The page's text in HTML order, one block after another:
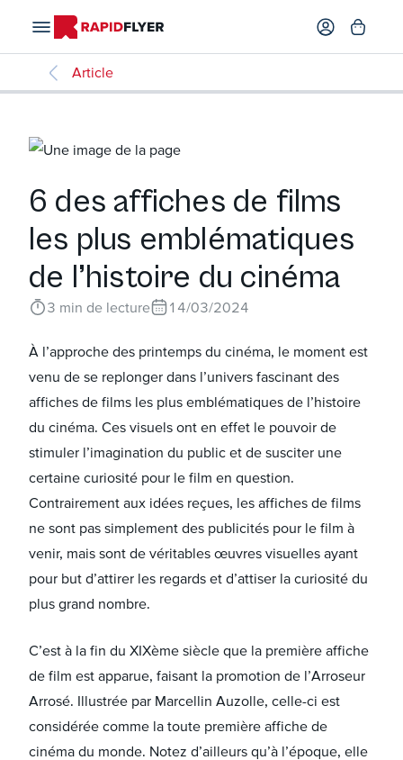
Article
6 des affiches de films
les plus emblématiques
de l’histoire du cinéma
3 min de lecture 14/03/2024
À l’approche des printemps du cinéma, le moment est
venu de se replonger dans l’univers fascinant des
affiches de films les plus emblématiques de l’histoire
du cinéma. Ces visuels ont en effet le pouvoir de
stimuler l’imagination du public et de susciter une
certaine curiosité pour le film en question.
Contrairement aux idées reçues, les affiches de films
ne sont pas simplement des publicités pour le film à
venir, mais sont de véritables œuvres visuelles ayant
pour but d’attirer les regards et d’attiser la curiosité du
plus grand nombre.
C’est à la fin du XIXème siècle que la première affiche
de film est apparue, faisant la promotion de l’Arroseur
Arrosé. Illustrée par Marcellin Auzolle, celle-ci est
considérée comme la toute première affiche de
cinéma du monde. Notez d’ailleurs qu’à l’époque, elle